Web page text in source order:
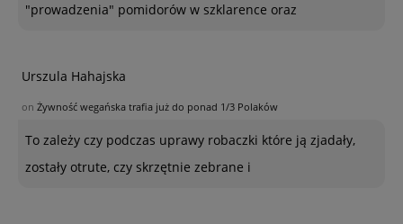
"prowadzenia" pomidorów w szklarence oraz
Urszula Hahajska
on Żywność wegańska trafia już do ponad 1/3 Polaków
To zależy czy podczas uprawy robaczki które ją zjadały,
zostały otrute, czy skrzętnie zebrane i